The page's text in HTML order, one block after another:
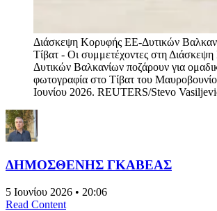
Διάσκεψη Κορυφής ΕΕ-Δυτικών
Τίβατ - Οι συμμετέχοντες στη
Δυτικών Βαλκανίων ποζάρουν για
φωτογραφία στο Τίβατ του
Ιουνίου 2026. REUTERS/Stevo
ΔΗΜΟΣΘΕΝΗΣ ΓΚΑΒΕΑΣ
5 Ιουνίου 2026 • 20:06
Read Content